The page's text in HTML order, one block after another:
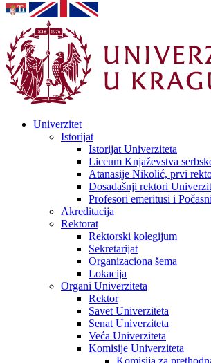
Univerzitet
Istorijat
Istorijat Univerziteta
Liceum Knjaževstva
Atanasije Nikolić, prvi
Dosadašnji rektori
Profesori emeritusi i
Akreditacija
Rektorat
Rektorski kolegijum
Sekretarijat
Organizaciona šema
Lokacija
Organi Univerziteta
Rektor
Savet Univerziteta
Senat Univerziteta
Veća Univerziteta
Komisije Univerziteta
Komisija za